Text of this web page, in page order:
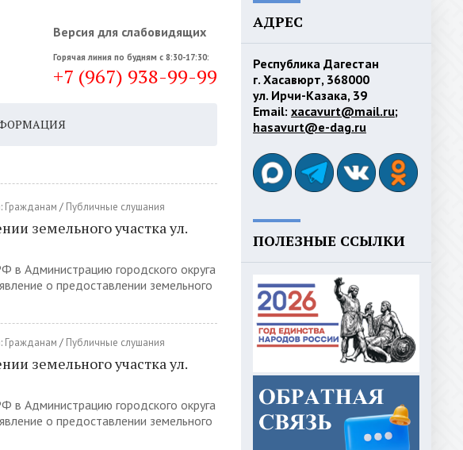
Версия для слабовидящих
Горячая линия по будням с 8:30-17:30:
+7 (967) 938-99-99
Гражданам / Публичные слушания
земельного участка ул.
в Администрацию городского округа
о предоставлении земельного
Гражданам / Публичные слушания
земельного участка ул.
в Администрацию городского округа
о предоставлении земельного
АДРЕС
Республика Дагестан
г. Хасавюрт, 368000
ул. Ирчи-Казака, 39
Email: xacavurt@mail.ru;
hasavurt@e-dag.ru
ПОЛЕЗНЫЕ ССЫЛКИ